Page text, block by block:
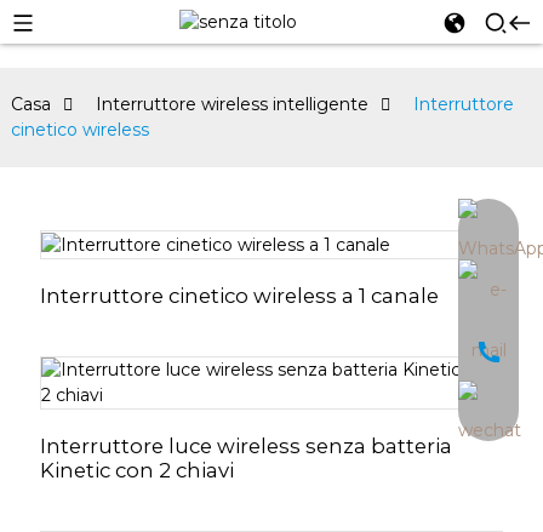
Casa Interruttore wireless intelligente
Interruttore
cinetico wireless
Interruttore cinetico wireless a 1 canale
Interruttore luce wireless senza batteria
Kinetic con 2 chiavi